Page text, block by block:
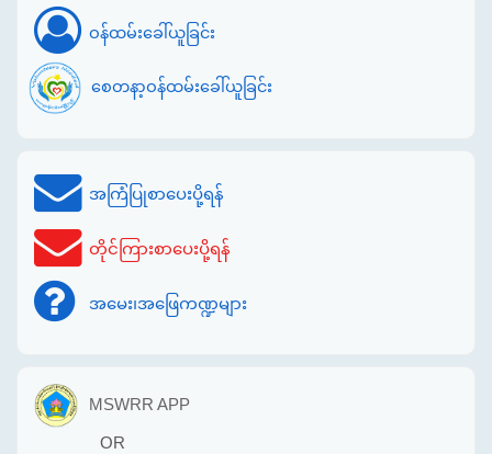
ဝန်ထမ်းခေါ်ယူခြင်း
စေတနာ့ဝန်ထမ်းခေါ်ယူခြင်း
အကြံပြုစာပေးပို့ရန်
တိုင်ကြားစာပေးပို့ရန်
အမေး၊အဖြေကဏ္ဍများ
MSWRR APP
OR